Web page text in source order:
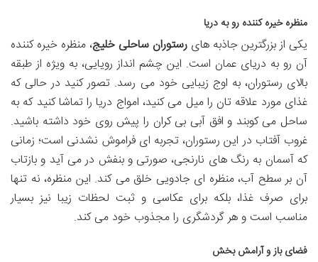
منظره خیره کننده رو به دریا
یکی از بزرگترین جاذبه های رستوران ساحلی خلیج، منظره خیره کننده
آن رو به دریای عمان است. این چشم انداز رویایی، به ویژه از طبقه
بالای رستوران، به اوج زیبایی خود می رسد. تصور کنید در حالی که
غذای مورد علاقه تان را میل می کنید، امواج دریا را تماشا کنید که به
ساحل می کوبند و افق آبی بی کران را پیش روی خود داشته باشید.
غروب آفتاب در این رستوران، تجربه ای فراموش نشدنی است؛ زمانی
که آسمان به رنگ های نارنجی، صورتی و بنفش در می آید و بازتاب
آن بر سطح آب، منظره ای جادویی خلق می کند. این منظره، نه تنها
برای صرف غذا، بلکه برای عکاسی و ثبت لحظات زیبا نیز بسیار
مناسب است و هر گردشگری را مجذوب خود می کند.
فضای باز و آرامش بخش